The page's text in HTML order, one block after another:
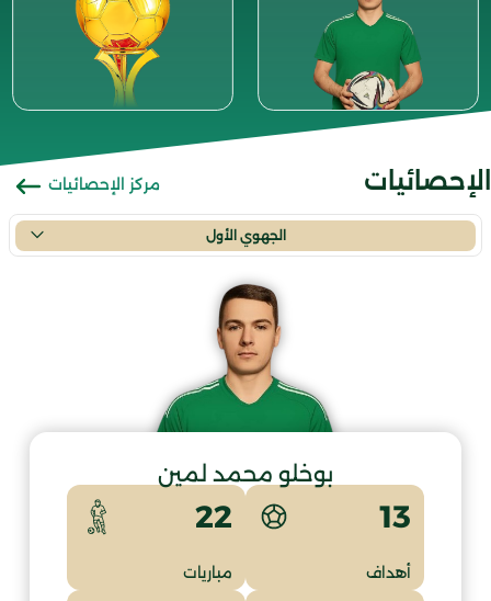
الإحصائيات مركز الإحصائيات
الجهوي الأول
بوخلو محمد لمين
13
أهداف
22
مباريات